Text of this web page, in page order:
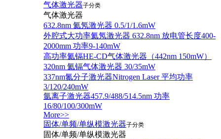
气体激光器子分类
气体激光器
632.8nm 氦氖激光器 0.5/1/1.6mW
外腔式大功率氦氖激光器 632.8nm 放电管长度400-
2000mm 功率9-140mW
高功率氦镉HE-CD气体激光器（442nm 150mW）
320nm 氦镉气体激光器 30/35mW
337nm氮分子激光器Nitrogen Laser 平均功率
3/120/240mW
氩离子激光器457.9/488/514.5nm 功率
16/80/100/300mW
More>>
固体/单频/单纵模激光器子分类
固体/单频/单纵模激光器